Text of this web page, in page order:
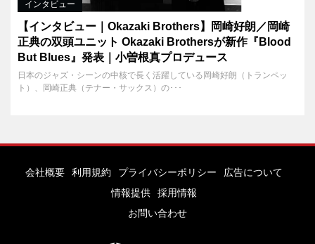
インタビュー
【インタビュー｜Okazaki Brothers】岡崎好朗／岡崎
正典の双頭ユニット Okazaki Brothersが新作『Blood
But Blues』発表｜小曽根真プロデュース
日本のジャズ・シーンの中核で長く活躍している岡崎好朗（トランペッ
ト）、岡崎正典（テナー・サックス）の･･･
会社概要 利用規約 プライバシーポリシー
広告について
情報提供
採用情報
お問い合わせ